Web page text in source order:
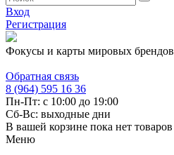
Вход
Регистрация
Фокусы и карты мировых брендов
Обратная связь
8 (964) 595 16 36
Пн-Пт: с 10:00 до 19:00
Сб-Вс: выходные дни
В вашей корзине пока нет товаров
Меню